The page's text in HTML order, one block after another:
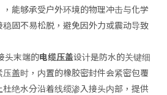
能够承受户外环境的物理冲击与化学
固不易松脱，避免因外力或震动导致
头末端的电缆压盖设计是防水的关键细
盖时，内置的橡胶密封件会紧密包覆
绝水分沿着线缆渗入接头内部，提供